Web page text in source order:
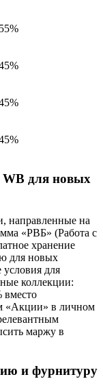
для новых
направленные на
«РВБ» (Работа с
хранение
для новых
для
коллекции:
вместо
«Акции» в личном
маржу в
и фурнитуру